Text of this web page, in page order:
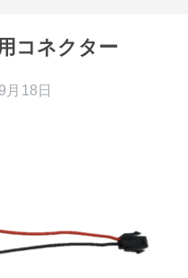
コネクター
月18日